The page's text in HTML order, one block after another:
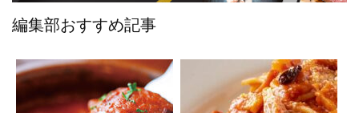
編集部おすすめ記事